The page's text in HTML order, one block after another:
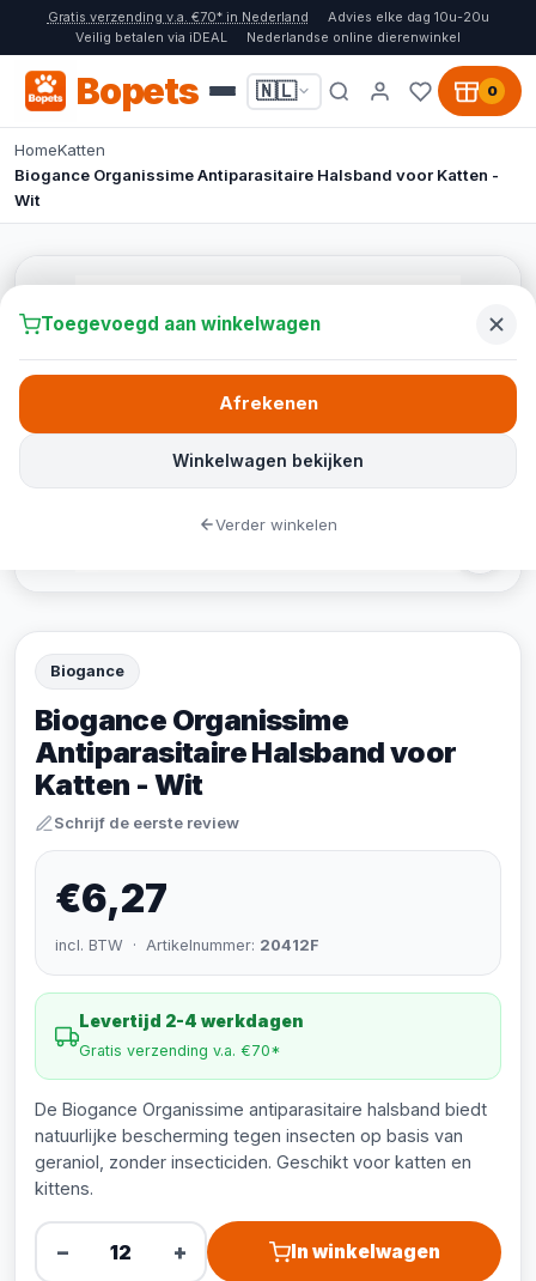
Gratis verzending v.a. €70* in Nederland
Advies elke dag 10u-20u
Veilig betalen via iDEAL
Nederlandse online dierenwinkel
Bopets 🇳🇱 0
HomeKatten
Biogance Organissime Antiparasitaire Halsband voor Katten -
Wit
Biogance
Biogance Organissime
Antiparasitaire Halsband voor
Katten - Wit
Schrijf de eerste review
€6,27
incl. BTW · Artikelnummer: 20412F
Levertijd 2-4 werkdagen
Gratis verzending v.a. €70*
De Biogance Organissime antiparasitaire halsband biedt
natuurlijke bescherming tegen insecten op basis van
geraniol, zonder insecticiden. Geschikt voor katten en
kittens.
− + In winkelwagen
Toegevoegd aan winkelwagen
Winkelwagen bekijken
Afrekenen
Verder winkelen